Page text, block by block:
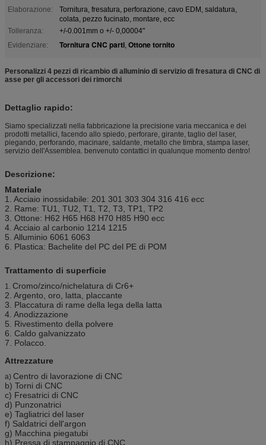
Elaborazione:
Tornitura, fresatura, perforazione, cavo EDM, saldatura,
colata, pezzo fucinato, montare, ecc
Tolleranza:
+/-0.001mm o +/- 0,00004"
Evidenziare:
Tornitura CNC parti, Ottone tornito
Personalizzi 4 pezzi di ricambio di alluminio di servizio di fresatura di CNC di
asse per gli accessori dei rimorchi
Dettaglio rapido:
Siamo specializzati nella fabbricazione la precisione varia meccanica e dei
prodotti metallici, facendo allo spiedo, perforare, girante, taglio del laser,
piegando, perforando, macinare, saldante, metallo che timbra, stampa laser,
servizio dell'Assemblea. benvenuto contattici in qualunque momento dentro!
Descrizione:
Materiale
1. Acciaio inossidabile: 201 301 303 304 316 416 ecc
2. Rame: TU1, TU2, T1, T2, T3, TP1, TP2
3. Ottone: H62 H65 H68 H70 H85 H90 ecc
4. Acciaio al carbonio 1214 1215
5. Alluminio 6061 6063
6. Plastica: Bachelite del PC del PE di POM
Trattamento di superficie
1. Cromo/zinco/nichelatura di Cr6+
2. Argento, oro, latta, placcante
3. Placcatura di rame della lega della latta
4. Anodizzazione
5. Rivestimento della polvere
6. Caldo galvanizzato
7. Polacco.
Attrezzature
a) Centro di lavorazione di CNC
b) Torni di CNC
c) Fresatrici di CNC
d) Punzonatrici
e) Tagliatrici del laser
f) Saldatrici dell'argon
g) Macchina piegatubi
h) Pressa di stampaggio di CNC